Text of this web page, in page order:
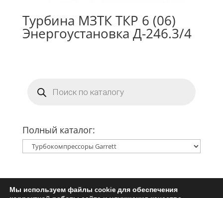
Турбина МЗТК ТКР 6 (06)
Энергоустановка Д-246.3/4
товаров
Полный каталог:
Главная Ремкомплект турбины
Мы используем файлы cookie для обеспечения